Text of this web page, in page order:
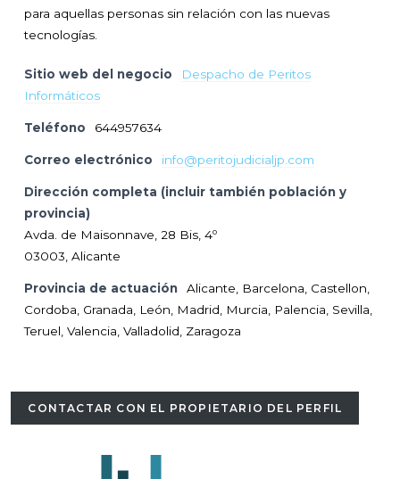
para aquellas personas sin relación con las nuevas
tecnologías.
Sitio web del negocio
Despacho de Peritos
Informáticos
Teléfono 644957634
Correo electrónico info@peritojudicialjp.com
Dirección completa (incluir también población y
provincia)
Avda. de Maisonnave, 28 Bis, 4º
03003, Alicante
Provincia de actuación
Alicante, Barcelona, Castellon,
Cordoba, Granada, León, Madrid, Murcia, Palencia, Sevilla,
Teruel, Valencia, Valladolid, Zaragoza
CONTACTAR CON EL PROPIETARIO DEL PERFIL